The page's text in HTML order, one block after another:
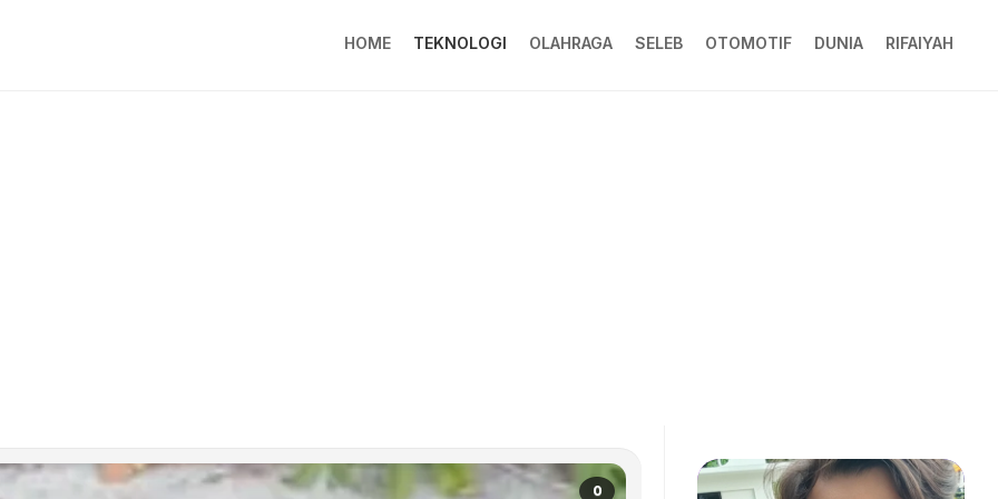
HOME TEKNOLOGI OLAHRAGA SELEB OTOMOTIF DUNIA RIFAIYAH
0